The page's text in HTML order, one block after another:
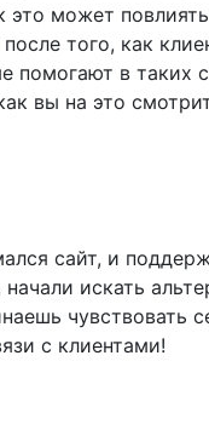
может
того, как
помогают в таких
вы на это
сайт, и
искать
чувствовать
с клиентами!